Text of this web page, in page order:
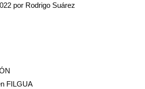
por Rodrigo Suárez
FILGUA